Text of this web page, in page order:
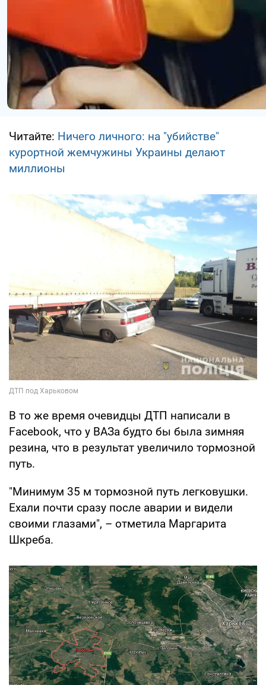
Читайте: Ничего личного: на "убийстве"
курортной жемчужины Украины делают
миллионы
В то же время очевидцы ДТП написали в
Facebook, что у ВАЗа будто бы была зимняя
резина, что в результат увеличило тормозной
путь.
"Минимум 35 м тормозной путь легковушки.
Ехали почти сразу после аварии и видели
своими глазами", – отметила Маргарита
Шкреба.